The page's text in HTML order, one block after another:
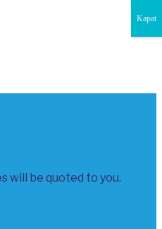
will be quoted to you.
Kapat